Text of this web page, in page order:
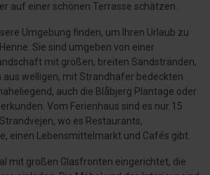
auf einer schönen Terrasse schätzen.
Umgebung finden, um Ihren Urlaub zu
Sie sind umgeben von einer
mit großen, breiten Sandstränden,
aus welligen, mit Strandhafer bedeckten
auch die Blåbjerg Plantage oder
Vom Ferienhaus sind es nur 15
wo es Restaurants,
einen Lebensmittelmarkt und Cafés gibt.
mit großen Glasfronten eingerichtet, die